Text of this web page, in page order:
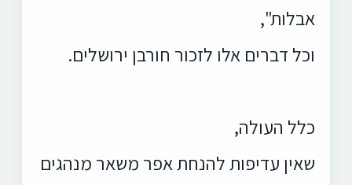
אבלות",
וכל דברים אלו לזכור חורבן ירושלים.
כלל העולה,
שאין עדיפות להנחת אפר משאר מנהגים